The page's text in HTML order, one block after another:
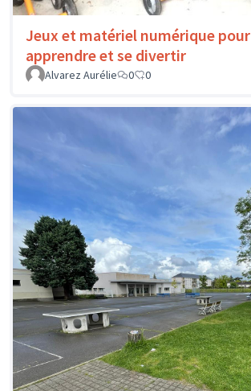
Jeux et matériel numérique pour
apprendre et se divertir
Alvarez Aurélie
0 0